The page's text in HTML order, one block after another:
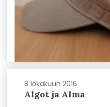
8 lokakuun 2016
Algot ja Alma